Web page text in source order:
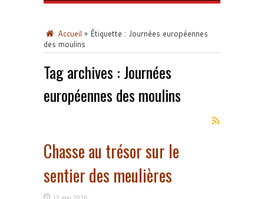
Accueil » Étiquette : Journées européennes
des moulins
Tag archives : Journées
européennes des moulins
Chasse au trésor sur le
sentier des meulières
12 mai 2016